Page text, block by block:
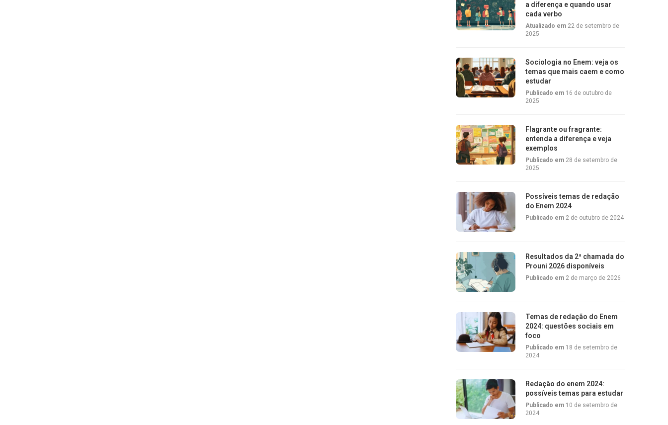
a diferença e quando usar
cada verbo
Atualizado em 22 de setembro de
2025
Sociologia no Enem: veja os
temas que mais caem e como
estudar
Publicado em 16 de outubro de
2025
Flagrante ou fragrante:
entenda a diferença e veja
exemplos
Publicado em 28 de setembro de
2025
Possíveis temas de redação
do Enem 2024
Publicado em 2 de outubro de 2024
Resultados da 2ª chamada do
Prouni 2026 disponíveis
Publicado em 2 de março de 2026
Temas de redação do Enem
2024: questões sociais em
foco
Publicado em 18 de setembro de
2024
Redação do enem 2024:
possíveis temas para estudar
Publicado em 10 de setembro de
2024